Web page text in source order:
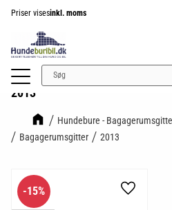
Priser visesinkl. moms
2013
Hundebure -
Bagagerumsgitter
2013
15% Gem som